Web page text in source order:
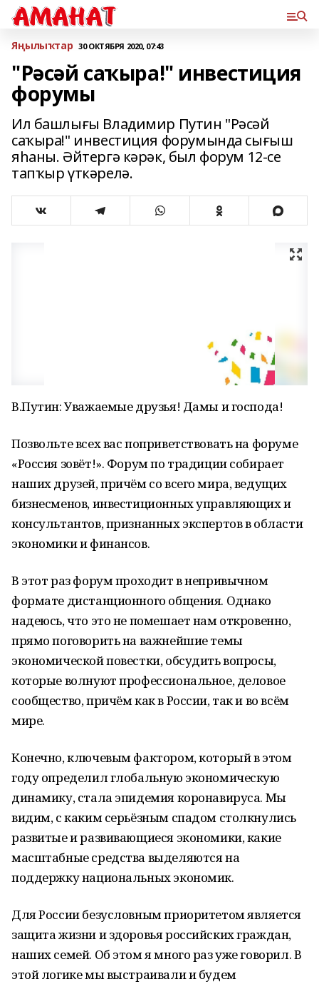
Яңылыҡтар 30 ОКТЯБРЯ 2020, 07:43
"Рәсәй саҡыра!" инвестиция
форумы
Ил башлығы Владимир Путин "Рәсәй
саҡыра!" инвестиция форумында сығыш
яһаны. Әйтергә кәрәк, был форум 12-се
тапҡыр үткәрелә.
В.Путин: Уважаемые друзья! Дамы и господа!
Позвольте всех вас поприветствовать на форуме
«Россия зовёт!». Форум по традиции собирает
наших друзей, причём со всего мира, ведущих
бизнесменов, инвестиционных управляющих и
консультантов, признанных экспертов в области
экономики и финансов.
В этот раз форум проходит в непривычном
формате дистанционного общения. Однако
надеюсь, что это не помешает нам откровенно,
прямо поговорить на важнейшие темы
экономической повестки, обсудить вопросы,
которые волнуют профессиональное, деловое
сообщество, причём как в России, так и во всём
мире.
Конечно, ключевым фактором, который в этом
году определил глобальную экономическую
динамику, стала эпидемия коронавируса. Мы
видим, с каким серьёзным спадом столкнулись
развитые и развивающиеся экономики, какие
масштабные средства выделяются на
поддержку национальных экономик.
Для России безусловным приоритетом является
защита жизни и здоровья российских граждан,
наших семей. Об этом я много раз уже говорил. В
этой логике мы выстраивали и будем